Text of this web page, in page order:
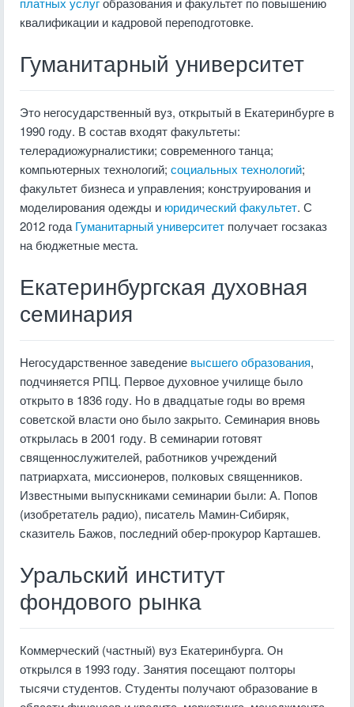
квалификации и кадровой переподготовке.
Гуманитарный университет
Это негосударственный вуз, открытый в Екатеринбурге в
1990 году. В состав входят факультеты:
телерадиожурналистики; современного танца;
компьютерных технологий; социальных технологий;
факультет бизнеса и управления; конструирования и
моделирования одежды и юридический факультет. С
2012 года Гуманитарный университет получает госзаказ
на бюджетные места.
Екатеринбургская духовная
семинария
Негосударственное заведение высшего образования,
подчиняется РПЦ. Первое духовное училище было
открыто в 1836 году. Но в двадцатые годы во время
советской власти оно было закрыто. Семинария вновь
открылась в 2001 году. В семинарии готовят
священнослужителей, работников учреждений
патриархата, миссионеров, полковых священников.
Известными выпускниками семинарии были: А. Попов
(изобретатель радио), писатель Мамин-Сибиряк,
сказитель Бажов, последний обер-прокурор Карташев.
Уральский институт
фондового рынка
Коммерческий (частный) вуз Екатеринбурга. Он
открылся в 1993 году. Занятия посещают полторы
тысячи студентов. Студенты получают образование в